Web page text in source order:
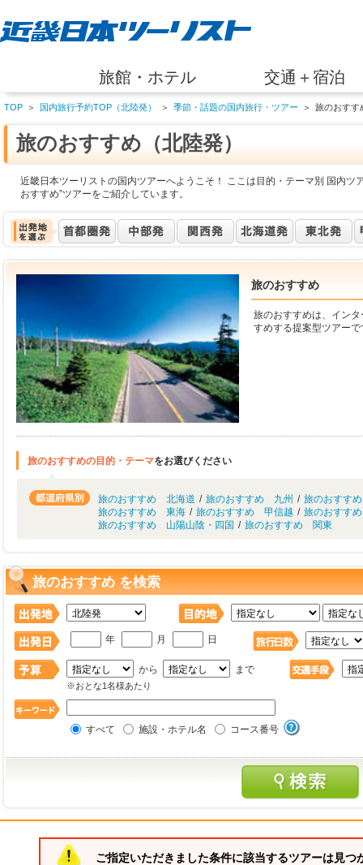
旅館・ホテル 交通＋宿泊
TOP ＞ 国内旅行予約TOP（北陸発） ＞ 季節・話題の国内旅行・ツアー ＞ 旅のおすす
旅のおすすめ（北陸発）
近畿日本ツーリストの国内ツアーへようこそ！ ここは目的・テーマ別 国内ツ
おすすめ”ツアーをご紹介しています。
旅のおすすめ
旅のおすすめは、イン
すめする提案型ツアーで
旅のおすすめの目的・テーマをお選びください
旅のおすすめ 北海道 / 旅のおすすめ 九州 / 旅のおすす
旅のおすすめ 東海 / 旅のおすすめ 甲信越 / 旅のおすす
旅のおすすめ 山陽山陰・四国 / 旅のおすすめ 関東
旅のおすすめ を検索
年 月 日
から まで
※おとな1名様あたり
すべて 施設・ホテル名 コース番号
ご指定いただきました条件に該当するツアーは見つ